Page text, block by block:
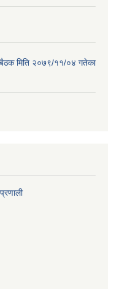
बैठक मिति २०७९/११/०४ गतेका